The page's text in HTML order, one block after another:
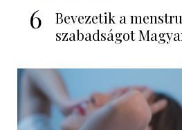
6
Bevezetik a
szabadságot